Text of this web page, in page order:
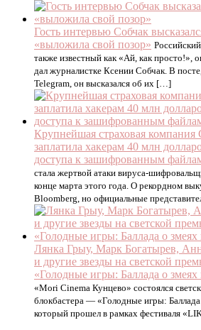
Гость интервью Собчак
«выложила свой позор»
также известный как «Ай, как просто!»,
дал журналистке Ксении Собчак. В
Telegram, он высказался об их […]
Крупнейшая страховая
заплатила хакерам 40 млн
доступа к зашифрованным
стала жертвой атаки вируса-
конце марта этого года. О рекордном
Bloomberg, но официальные
Лянка Грыу, Марк Богатырев,
и другие звезды на светской
«Голодные игры: Баллада о
«Mori Cinema Кунцево» состоялся
блокбастера — «Голодные игры:
который прошел в рамках фестиваля